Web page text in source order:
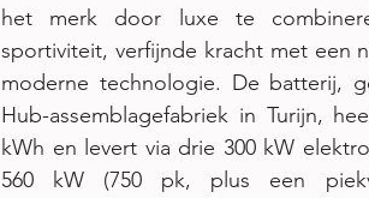
het merk door luxe te
sportiviteit, verfijnde kracht met een
moderne technologie. De batterij,
Hub-assemblagefabriek in Turijn,
kWh en levert via drie 300 kW
560 kW (750 pk, plus een